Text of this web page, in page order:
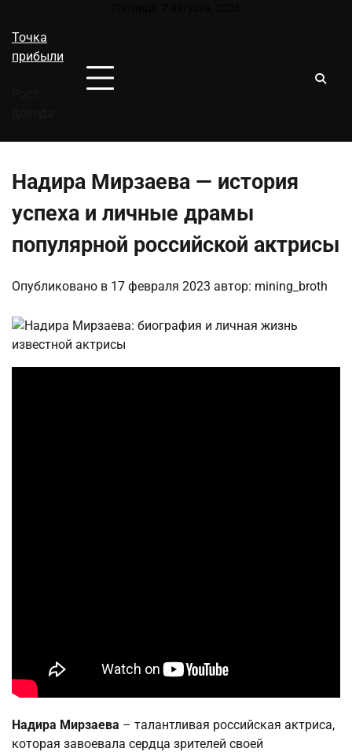
содержимому
Точка
прибыли
Надира Мирзаева — история
успеха и личные драмы
популярной российской актрисы
Опубликовано в 17 февраля 2023 автор: mining_broth
Надира Мирзаева – талантливая российская актриса,
которая завоевала сердца зрителей своей